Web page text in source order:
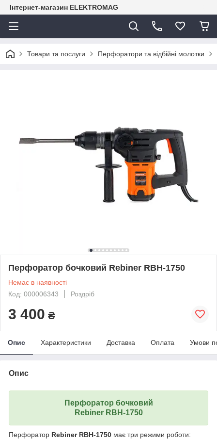
Інтернет-магазин ELEKTROMAG
Товари та послуги Перфоратори та відбійні молотки
Перфоратор бочковий Rebiner RBH-1750
Немає в наявності
Код: 000006343
Роздріб
3 400 ₴
Опис Характеристики Доставка Оплата Умови
Опис
Перфоратор бочковий
Rebiner RBH-1750
Перфоратор Rebiner RBH-1750 має три режими роботи: